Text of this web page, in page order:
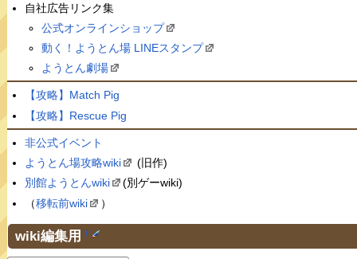
自社広告リンク集
公式オンラインショップ
動く！ようとん場 LINEスタンプ
ようとん劇場
【攻略】Match Pig
【攻略】Rescue Pig
非公式イベント
ようとん場攻略wiki
(旧作)
別館ようとんwiki
(別ゲーwiki)
（移転前wiki ）
wiki編集用 †